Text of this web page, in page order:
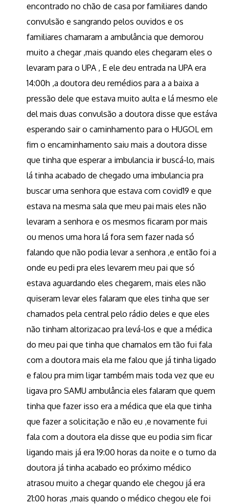
encontrado no chão de casa por familiares dando
convulsão e sangrando pelos ouvidos e os
familiares chamaram a ambulância que demorou
muito a chegar ,mais quando eles chegaram eles o
levaram para o UPA , E ele deu entrada na UPA era
14:00h ,a doutora deu remédios para a a baixa a
pressão dele que estava muito aulta e lá mesmo ele
del mais duas convulsão a doutora disse que estáva
esperando sair o caminhamento para o HUGOL em
fim o encaminhamento saiu mais a doutora disse
que tinha que esperar a imbulancia ir buscá-lo, mais
lá tinha acabado de chegado uma imbulancia pra
buscar uma senhora que estava com covid19 e que
estava na mesma sala que meu pai mais eles não
levaram a senhora e os mesmos ficaram por mais
ou menos uma hora lá fora sem fazer nada só
falando que não podia levar a senhora ,e então foi a
onde eu pedi pra eles levarem meu pai que só
estava aguardando eles chegarem, mais eles não
quiseram levar eles falaram que eles tinha que ser
chamados pela central pelo rádio deles e que eles
não tinham altorizacao pra levá-los e que a médica
do meu pai que tinha que chamalos em tão fui fala
com a doutora mais ela me falou que já tinha ligado
e falou pra mim ligar também mais toda vez que eu
ligava pro SAMU ambulância eles falaram que quem
tinha que fazer isso era a médica que ela que tinha
que fazer a solicitação e não eu ,e novamente fui
fala com a doutora ela disse que eu podia sim ficar
ligando mais já era 19:00 horas da noite e o turno da
doutora já tinha acabado eo próximo médico
atrasou muito a chegar quando ele chegou já era
21:00 horas ,mais quando o médico chegou ele foi